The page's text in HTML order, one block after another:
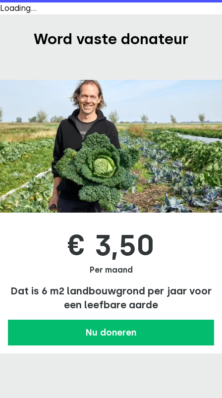
Loading...
Word vaste donateur
€ 3,50
Per maand
Dat is 6 m2 landbouwgrond per jaar voor
een leefbare aarde
Nu doneren